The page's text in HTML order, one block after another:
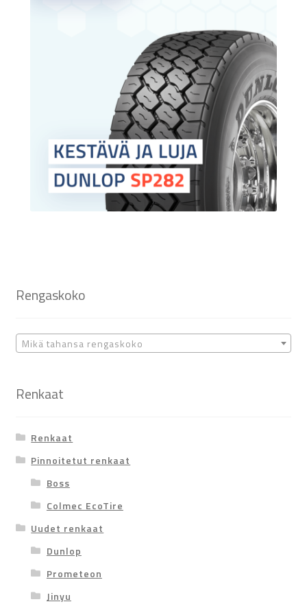
Rengaskoko
Mikä tahansa rengaskoko
Renkaat
Renkaat
Pinnoitetut renkaat
Boss
Colmec EcoTire
Uudet renkaat
Dunlop
Prometeon
Jinyu